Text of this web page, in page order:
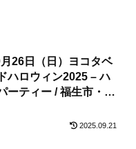
26日（日）ヨコタベ
ハロウィン2025 – ハ
ーティー / 福生市・フ
2025.09.21